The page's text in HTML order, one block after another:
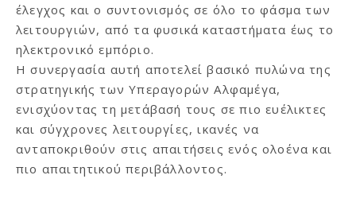
έλεγχος και ο συντονισμός σε όλο το φάσμα των
λειτουργιών, από τα φυσικά καταστήματα έως το
ηλεκτρονικό εμπόριο.
Η συνεργασία αυτή αποτελεί βασικό πυλώνα της
στρατηγικής των Υπεραγορών Αλφαμέγα,
ενισχύοντας τη μετάβασή τους σε πιο ευέλικτες
και σύγχρονες λειτουργίες, ικανές να
ανταποκριθούν στις απαιτήσεις ενός ολοένα και
πιο απαιτητικού περιβάλλοντος.